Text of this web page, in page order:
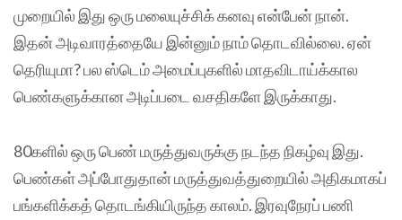
முறையில் இது ஒரு மலையுச்சிக் கனவு என்பேன் நான்.
இதன் அடிவாரத்தையே இன்னும் நாம் தொடவில்லை. ஏன்
தெரியுமா? பல ஸ்டெம் அமைப்புகளில் மாதவிடாய்க்கால
பெண்களுக்கான அடிப்படை வசதிகளே இருக்காது.
80களில் ஒரு பெண் மருத்துவருக்கு நடந்த நிகழ்வு இது.
பெண்கள் அப்போதுதான் மருத்துவத்துறையில் அதிகமாகப்
பங்களிக்கத் தொடங்கியிருந்த காலம். இரவுநேரப் பணி